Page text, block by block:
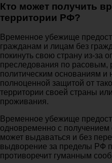
Кто может получить
территории РФ?
Временное убежище
гражданам и лицам без
покинуть свою страну из-за
преследования по расовым,
политическим основаниям и
полноценной защитой от
территории своей страны
проживания.
Временное убежище
одновременно с получением
может выдаваться и без
выдворение за пределы РФ
противоречит гуманным